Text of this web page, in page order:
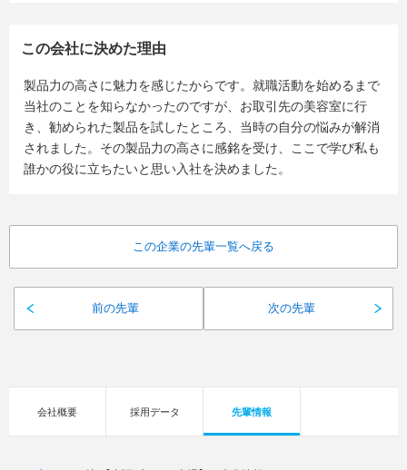
この会社に決めた理由
製品力の高さに魅力を感じたからです。就職活動を始めるまで
当社のことを知らなかったのですが、お取引先の美容室に行
き、勧められた製品を試したところ、当時の自分の悩みが解消
されました。その製品力の高さに感銘を受け、ここで学び私も
誰かの役に立ちたいと思い入社を決めました。
前の先輩
この企業の先輩一覧へ戻る
次の先輩
会社概要 採用データ 先輩情報